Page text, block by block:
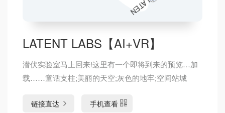
LATENT LABS【AI+VR】
潜伏实验室马上回来!这里有一个即将到来的预览…加
载……童话支柱;美丽的天空;灰色的地牢;空间站城
链接直达 手机查看